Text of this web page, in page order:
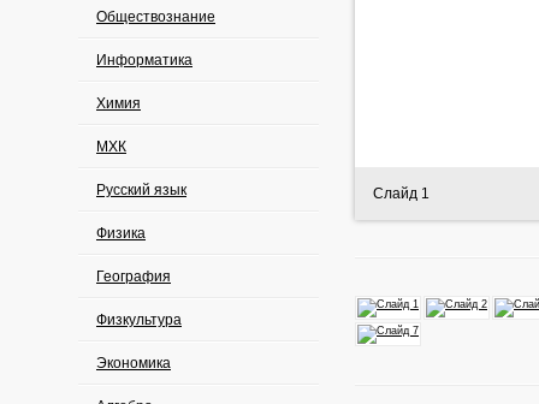
Обществознание
Информатика
Химия
МХК
Русский язык
Физика
География
Физкультура
Экономика
Слайд 1